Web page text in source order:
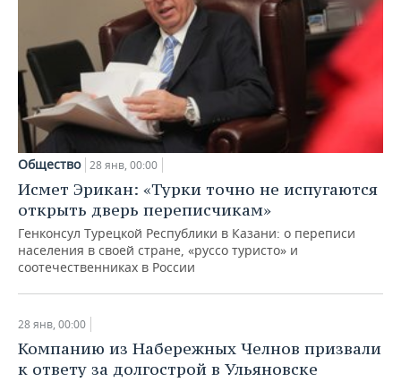
Общество 28 янв, 00:00
Исмет Эрикан: «Турки точно не испугаются
открыть дверь переписчикам»
Генконсул Турецкой Республики в Казани: о переписи
населения в своей стране, «руссо туристо» и
соотечественниках в России
28 янв, 00:00
Компанию из Набережных Челнов призвали
к ответу за долгострой в Ульяновске